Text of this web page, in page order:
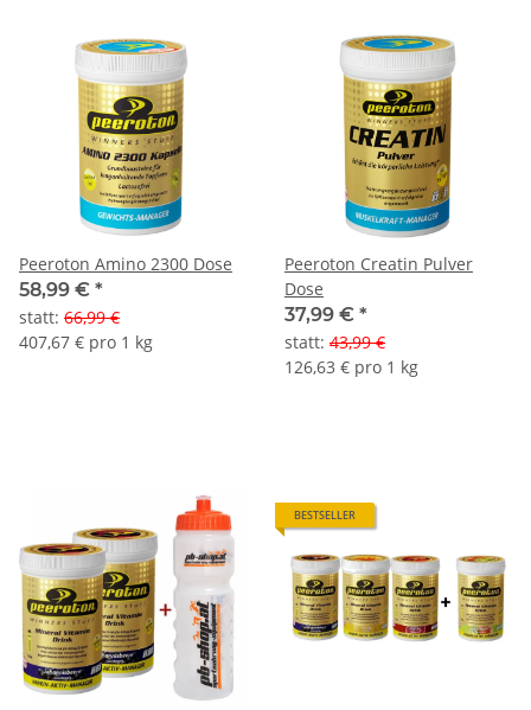
Peeroton Amino 2300 Dose
58,99 € *
statt: 66,99 €
407,67 € pro 1 kg
Peeroton Creatin Pulver
Dose
37,99 € *
statt: 43,99 €
126,63 € pro 1 kg
BESTSELLER